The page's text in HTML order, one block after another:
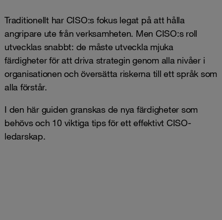
Traditionellt har CISO:s fokus legat på att hålla
angripare ute från verksamheten. Men CISO:s roll
utvecklas snabbt: de måste utveckla mjuka
färdigheter för att driva strategin genom alla nivåer i
organisationen och översätta riskerna till ett språk som
alla förstår.
I den här guiden granskas de nya färdigheter som
behövs och 10 viktiga tips för ett effektivt CISO-
ledarskap.